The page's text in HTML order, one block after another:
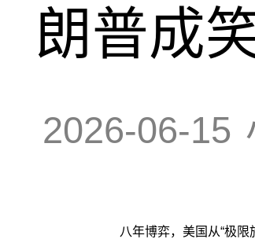
朗普成
2026-06-15
八年博弈，美国从“极